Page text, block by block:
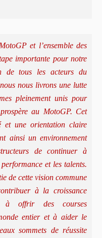
et l’ensemble des
importante pour notre
de tous les acteurs du
nous livrons une lutte
pleinement unis pour
au MotoGP. Cet
et une orientation claire
ainsi un environnement
de continuer à
et les talents.
de cette vision commune
à la croissance
à offrir des courses
entier et à aider le
sommets de réussite